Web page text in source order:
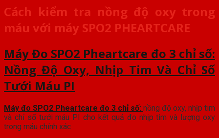
Cách kiểm tra nồng độ oxy trong
máu với máy SPO2 PHEARTCARE
Máy Đo SPO2 Pheartcare đo 3 chỉ số:
Nồng Độ Oxy, Nhịp Tim Và Chỉ Số
Tưới Máu PI
Máy đo SPO2 Pheartcare đo 3 chỉ số: nồng độ oxy, nhịp tim
và chỉ số tưới máu PI cho kết quả đo nhịp tim và lượng oxy
trong máu chính xác